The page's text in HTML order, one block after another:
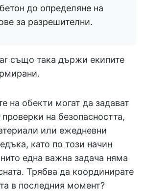
до определяне на
за разрешителни.
също така държи екипите
на обекти могат да задават
на безопасността,
или ежедневни
като по този начин
нито една важна задача няма
Трябва да координирате
в последния момент?